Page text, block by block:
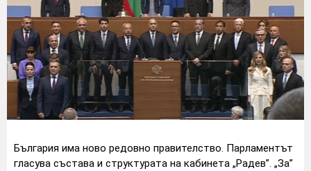
България има ново редовно правителство. Парламентът
гласува състава и структурата на кабинета „Радев”. „За”